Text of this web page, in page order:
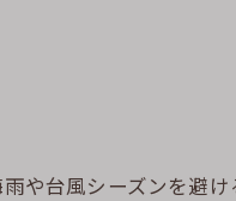
や台風シーズンを避